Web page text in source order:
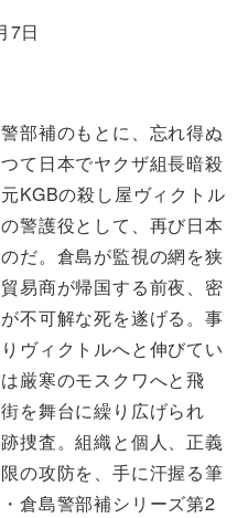
7日
部補のもとに、忘れ得ぬ
て日本でヤクザ組長暗殺
KGBの殺し屋ヴィクトル
警護役として、再び日本
だ。倉島が監視の網を狭
易商が帰国する前夜、密
不可解な死を遂げる。事
ヴィクトルへと伸びてい
厳寒のモスクワへと飛
を舞台に繰り広げられ
捜査。組織と個人、正義
の攻防を、手に汗握る筆
倉島警部補シリーズ第2